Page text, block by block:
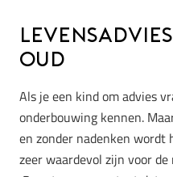
oud
Als je een kind om advies
onderbouwing kennen.
en zonder nadenken
zeer waardevol zijn voor de